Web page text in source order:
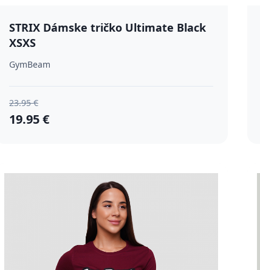
STRIX Dámske tričko Ultimate Black
XSXS
GymBeam
23.95 €
19.95 €